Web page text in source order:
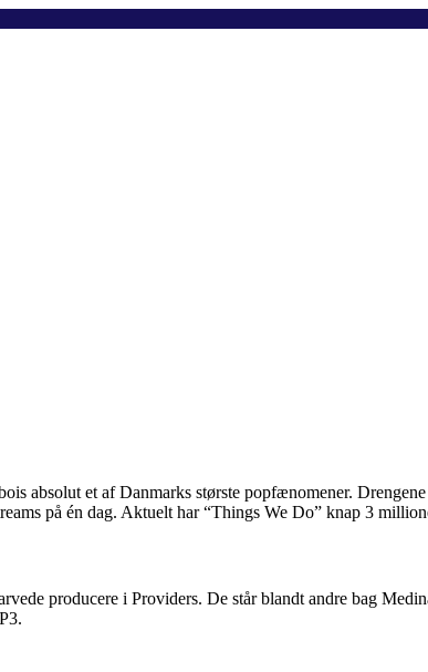
absolut et af Danmarks største popfænomener.
på én dag. Aktuelt har “Things We Do” knap 3
producere i Providers. De står blandt andre bag